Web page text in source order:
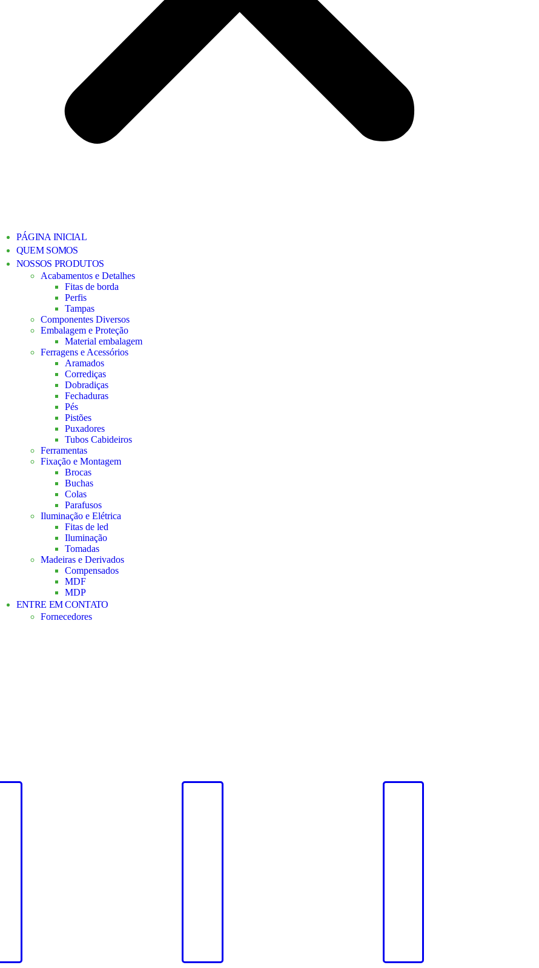
PÁGINA INICIAL
QUEM SOMOS
NOSSOS PRODUTOS
Acabamentos e Detalhes
Fitas de borda
Perfis
Tampas
Componentes Diversos
Embalagem e Proteção
Material embalagem
Ferragens e Acessórios
Aramados
Corrediças
Dobradiças
Fechaduras
Pés
Pistões
Puxadores
Tubos Cabideiros
Ferramentas
Fixação e Montagem
Brocas
Buchas
Colas
Parafusos
Iluminação e Elétrica
Fitas de led
Iluminação
Tomadas
Madeiras e Derivados
Compensados
MDF
MDP
ENTRE EM CONTATO
Fornecedores